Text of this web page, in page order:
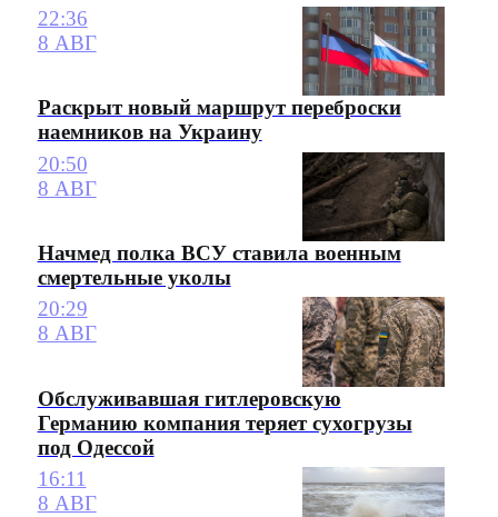
22:36
8 АВГ
Раскрыт новый маршрут переброски
наемников на Украину
20:50
8 АВГ
Начмед полка ВСУ ставила военным
смертельные уколы
20:29
8 АВГ
Обслуживавшая гитлеровскую
Германию компания теряет сухогрузы
под Одессой
16:11
8 АВГ